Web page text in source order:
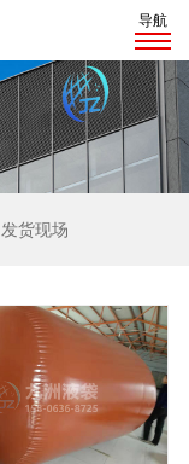
导航
发货现场